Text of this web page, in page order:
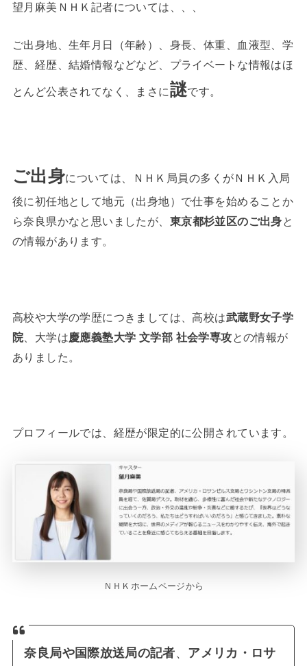
望月麻美ＮＨＫ記者については、、、
ご出身地、生年月日（年齢）、身長、体重、血液型、学
歴、経歴、結婚情報などなど、プライベートな情報はほ
とんど公表されてなく、まさに謎です。
ご出身については、ＮＨＫ局員の多くがＮＨＫ入局
後に初任地として地元（出身地）で仕事を始めることか
ら奈良県かなと思いましたが、 東京都杉並区のご出身と
の情報があります。
高校や大学の学歴につきましては、高校は武蔵野女子学
院 、大学は慶應義塾大学 文学部 社会学専攻 との情報が
ありました。
プロフィールでは、経歴が限定的に公開されています。
ＮＨＫホームページから
奈良局や国際放送局の記者、 アメリカ・ロサ